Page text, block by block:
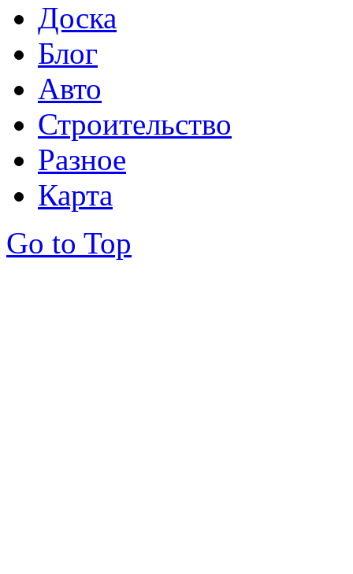
Доска
Блог
Авто
Строительство
Разное
Карта
Go to Top